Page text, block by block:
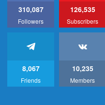
310,087
Followers
126,535
Subscribers
8,067
Friends
10,235
Members